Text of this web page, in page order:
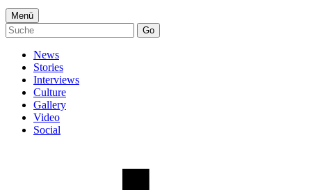
Menü
Go
News
Stories
Interviews
Culture
Gallery
Video
Social